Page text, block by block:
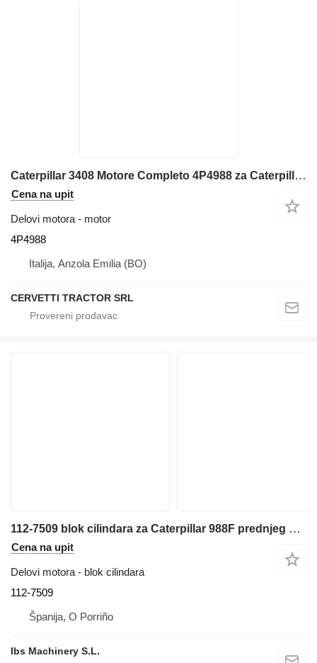
Caterpillar 3408 Motore Completo 4P4988 za Caterpillar 988F prednjeg utovarivača
Cena na upit
Delovi motora - motor
4P4988
Italija, Anzola Emilia (BO)
CERVETTI TRACTOR SRL
112-7509 blok cilindara za Caterpillar 988F prednjeg utovarivača
Cena na upit
Delovi motora - blok cilindara
112-7509
Španija, O Porriño
Ibs Machinery S.L.